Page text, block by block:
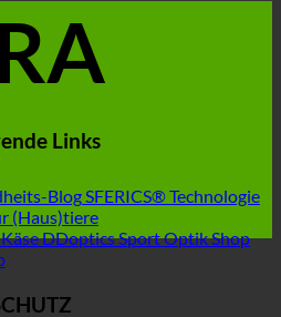
Links
Blog SFERICS® Technologie
(Haus)tiere
DDoptics Sport Optik Shop